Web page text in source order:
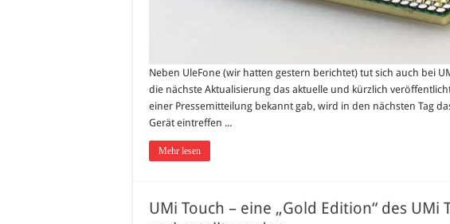
Neben UleFone (wir hatten gestern berichtet) tut sich auch bei
die nächste Aktualisierung das aktuelle und kürzlich
einer Pressemitteilung bekannt gab, wird in den nächsten Tag
Gerät eintreffen ...
Mehr lesen
UMi Touch – eine „Gold Edition“ des UMi